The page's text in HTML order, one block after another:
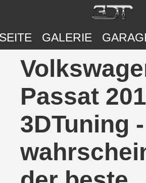
GALERIE
Passat
3DTuning -